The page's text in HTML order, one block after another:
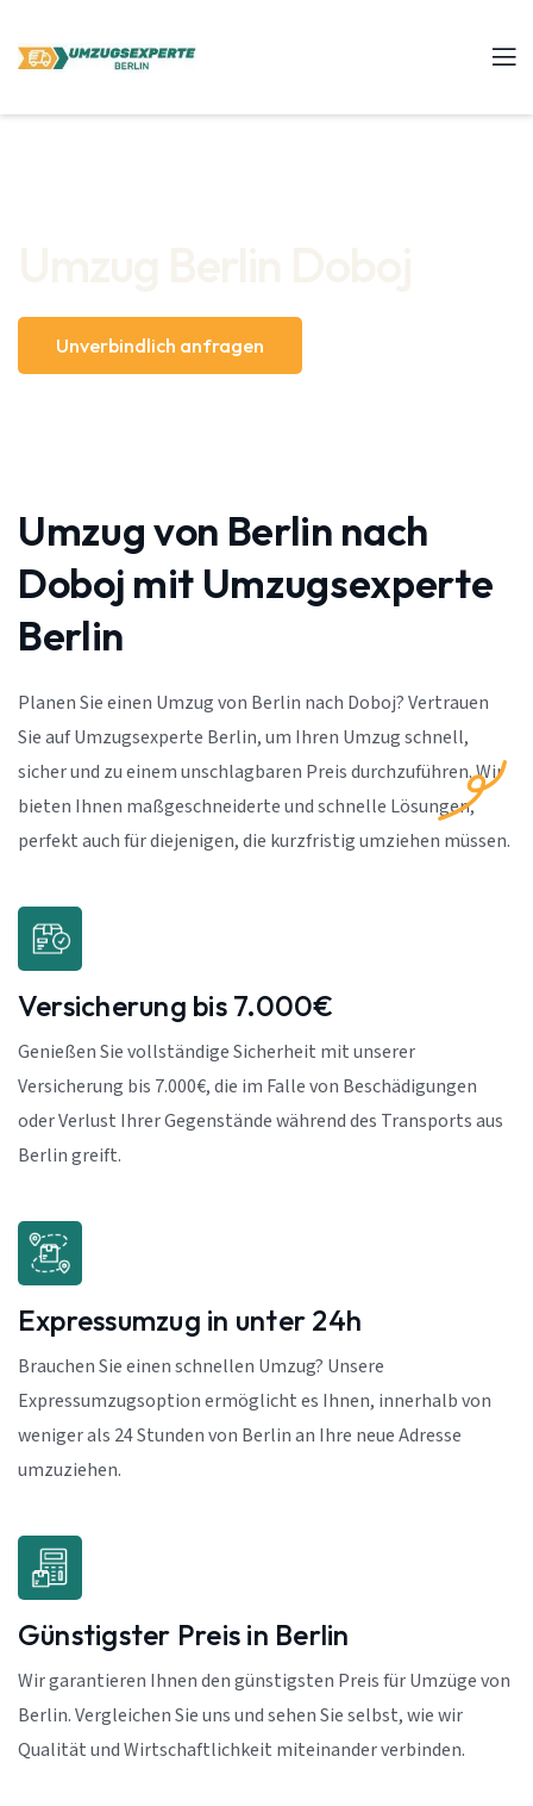
Unverbindlich anfragen
Umzug von Berlin nach
Doboj mit Umzugsexperte
Berlin
Planen Sie einen Umzug von Berlin nach Doboj? Vertrauen
Sie auf Umzugsexperte Berlin, um Ihren Umzug schnell,
sicher und zu einem unschlagbaren Preis durchzuführen. Wir
bieten Ihnen maßgeschneiderte und schnelle Lösungen,
perfekt auch für diejenigen, die kurzfristig umziehen müssen.
Versicherung bis 7.000€
Genießen Sie vollständige Sicherheit mit unserer
Versicherung bis 7.000€, die im Falle von Beschädigungen
oder Verlust Ihrer Gegenstände während des Transports aus
Berlin greift.
Expressumzug in unter 24h
Brauchen Sie einen schnellen Umzug? Unsere
Expressumzugsoption ermöglicht es Ihnen, innerhalb von
weniger als 24 Stunden von Berlin an Ihre neue Adresse
umzuziehen.
Günstigster Preis in Berlin
Wir garantieren Ihnen den günstigsten Preis für Umzüge von
Berlin. Vergleichen Sie uns und sehen Sie selbst, wie wir
Qualität und Wirtschaftlichkeit miteinander verbinden.